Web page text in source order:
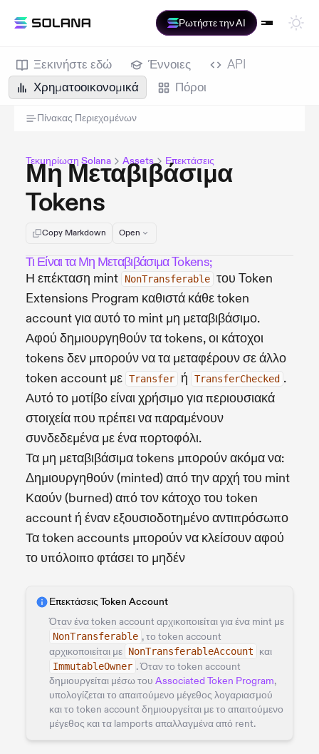
Ρωτήστε την AI
Ξεκινήστε εδώ Έννοιες
API
Χρηματοοικονομικά
Πόροι
Πίνακας Περιεχομένων
Τεκμηρίωση Solana Assets Επεκτάσεις
Μη Μεταβιβάσιμα
Tokens
Copy Markdown Open
Τι Είναι τα Μη Μεταβιβάσιμα Tokens;
Η επέκταση mint
NonTransferable του Token
Extensions Program καθιστά κάθε token
account για αυτό το mint μη μεταβιβάσιμο.
Αφού δημιουργηθούν τα tokens, οι κάτοχοι
tokens δεν μπορούν να τα μεταφέρουν σε άλλο
token account με Transfer ή TransferChecked .
Αυτό το μοτίβο είναι χρήσιμο για περιουσιακά
στοιχεία που πρέπει να παραμένουν
συνδεδεμένα με ένα πορτοφόλι.
Τα μη μεταβιβάσιμα tokens μπορούν ακόμα να:
Δημιουργηθούν (minted) από την αρχή του mint
Καούν (burned) από τον κάτοχο του token
account ή έναν εξουσιοδοτημένο αντιπρόσωπο
Τα token accounts μπορούν να κλείσουν αφού
το υπόλοιπο φτάσει το μηδέν
Επεκτάσεις Token Account
Όταν ένα token account αρχικοποιείται για ένα mint με
NonTransferable , το token account
αρχικοποιείται με NonTransferableAccount και
ImmutableOwner . Όταν το token account
δημιουργείται μέσω του Associated Token Program,
υπολογίζεται το απαιτούμενο μέγεθος λογαριασμού
και το token account δημιουργείται με το απαιτούμενο
μέγεθος και τα lamports απαλλαγμένα από rent.